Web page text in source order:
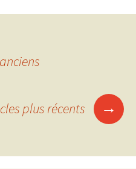
plus récents →